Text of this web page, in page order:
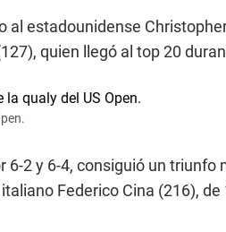
estadounidense
quien llegó al top 20
6-2 y 6-4, consiguió un
Federico Cina (216),